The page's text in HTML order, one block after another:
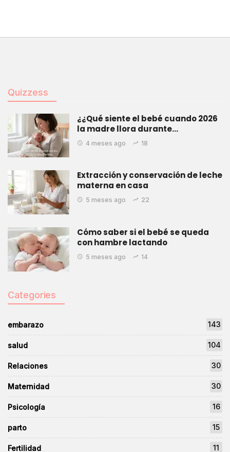
Quizzess
¿¿Qué siente el bebé cuando 2026
la madre llora durante…
4 meses ago 18
Extracción y conservación de leche
materna en casa
5 meses ago 22
Cómo saber si el bebé se queda
con hambre lactando
5 meses ago 14
Categories
embarazo 143
salud 104
Relaciones 30
Maternidad 30
Psicología 16
parto 15
Fertilidad 11